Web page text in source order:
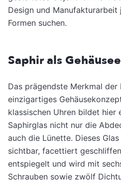
Design und
Formen suchen.
Saphir als
Das prägendste Merkmal
einzigartiges
klassischen Uhren bildet
Saphirglas nicht nur die
auch die Lünette. Dieses
sichtbar, facettiert
entspiegelt und wird mit
Schrauben sowie zwölf